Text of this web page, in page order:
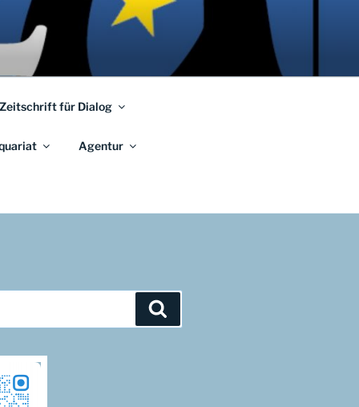
für Dialog
Agentur